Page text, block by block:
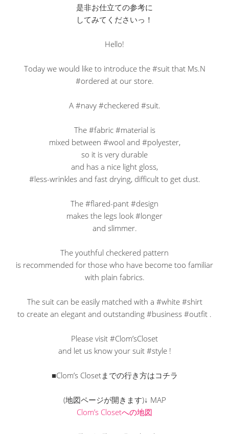
是非お仕立ての参考に
してみてくださいっ！
Hello!
Today we would like to introduce the #suit that Ms.N
#ordered at our store.
A #navy #checkered #suit.
The #fabric #material is
mixed between #wool and #polyester,
so it is very durable
and has a nice light gloss,
#less-wrinkles and fast drying, difficult to get dust.
The #flared-pant #design
makes the legs look #longer
and slimmer.
The youthful checkered pattern
is recommended for those who have become too familiar
with plain fabrics.
The suit can be easily matched with a #white #shirt
to create an elegant and outstanding #business #outfit .
Please visit #Clom’sCloset
and let us know your suit #style !
■Clom’s Closetまでの行き方はコチラ
(地図ページが開きます)↓ MAP
Clom’s Closetへの地図